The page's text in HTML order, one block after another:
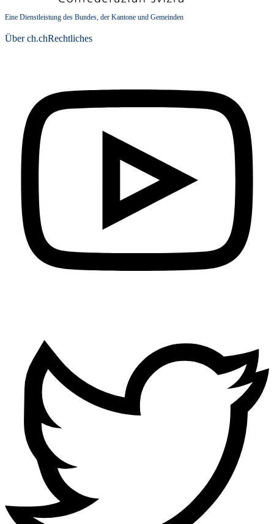
Eine Dienstleistung des Bundes, der Kantone und Gemeinden
Über ch.chRechtliches